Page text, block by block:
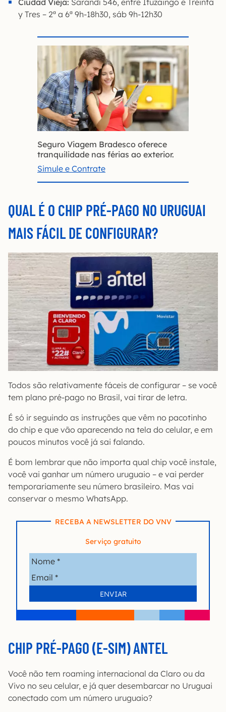
y Tres – 2ª a 6ª 9h-18h30, sáb 9h-12h30
Seguro Viagem Bradesco oferece
tranquilidade nas férias ao exterior.
Simule e Contrate
QUAL É O CHIP PRÉ-PAGO NO URUGUAI
MAIS FÁCIL DE CONFIGURAR?
Todos são relativamente fáceis de configurar – se você
tem plano pré-pago no Brasil, vai tirar de letra.
É só ir seguindo as instruções que vêm no pacotinho
do chip e que vão aparecendo na tela do celular, e em
poucos minutos você já sai falando.
É bom lembrar que não importa qual chip você instale,
você vai ganhar um número uruguaio – e vai perder
temporariamente seu número brasileiro. Mas vai
conservar o mesmo WhatsApp.
RECEBA A NEWSLETTER DO VNV
Serviço gratuito
CHIP PRÉ-PAGO (E-SIM) ANTEL
Você não tem roaming internacional da Claro ou da
Vivo no seu celular, e já quer desembarcar no Uruguai
conectado com um número uruguaio?